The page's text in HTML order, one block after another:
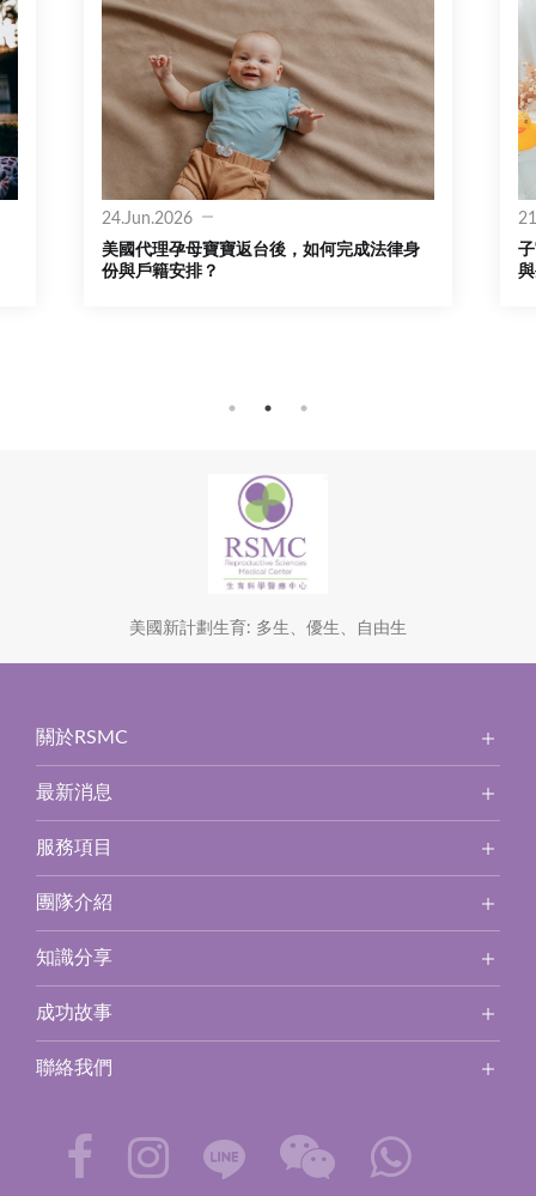
21.Apr.2026
子宮內膜癌前病變與異常出血：備孕、不孕
與生育保存完整解析
美國新計劃生育: 多生、優生、自由生
關於RSMC
最新消息
服務項目
團隊介紹
知識分享
成功故事
聯絡我們